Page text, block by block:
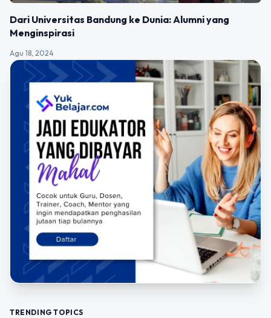
Dari Universitas Bandung ke Dunia: Alumni yang
Menginspirasi
Agu 18, 2024
TRENDING TOPICS